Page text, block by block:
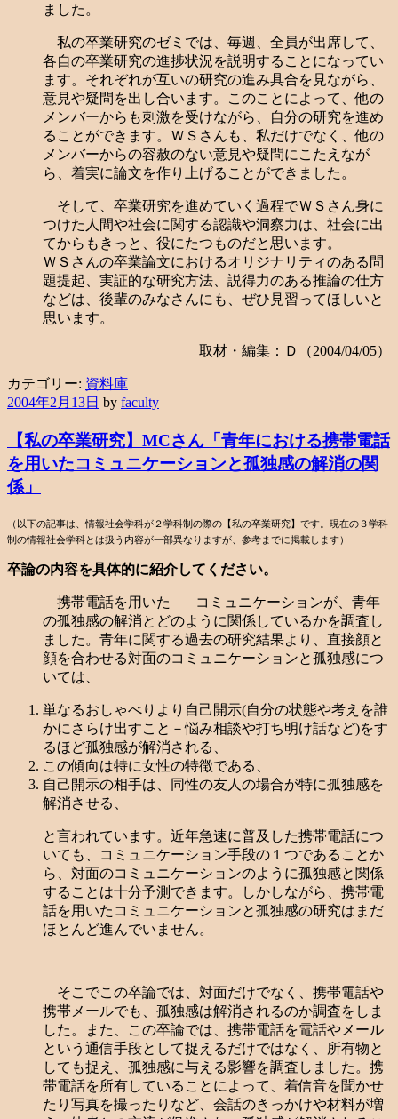
ました。
私の卒業研究のゼミでは、毎週、全員が出席して、
各自の卒業研究の進捗状況を説明することになってい
ます。それぞれが互いの研究の進み具合を見ながら、
意見や疑問を出し合います。このことによって、他の
メンバーからも刺激を受けながら、自分の研究を進め
ることができます。ＷＳさんも、私だけでなく、他の
メンバーからの容赦のない意見や疑問にこたえなが
ら、着実に論文を作り上げることができました。
そして、卒業研究を進めていく過程でＷＳさん身に
つけた人間や社会に関する認識や洞察力は、社会に出
てからもきっと、役にたつものだと思います。
ＷＳさんの卒業論文におけるオリジナリティのある問
題提起、実証的な研究方法、説得力のある推論の仕方
などは、後輩のみなさんにも、ぜひ見習ってほしいと
思います。
取材・編集：Ｄ（2004/04/05）
カテゴリー: 資料庫
2004年2月13日 by faculty
【私の卒業研究】MCさん「青年における携帯電話
を用いたコミュニケーションと孤独感の解消の関
係」
（以下の記事は、情報社会学科が２学科制の際の【私の卒業研究】です。現在の３学科
制の情報社会学科とは扱う内容が一部異なりますが、参考までに掲載します）
卒論の内容を具体的に紹介してください。
携帯電話を用いた コミュニケーションが、青年
の孤独感の解消とどのように関係しているかを調査し
ました。青年に関する過去の研究結果より、直接顔と
顔を合わせる対面のコミュニケーションと孤独感につ
いては、
単なるおしゃべりより自己開示(自分の状態や考えを誰
かにさらけ出すこと－悩み相談や打ち明け話など)をす
るほど孤独感が解消される、
この傾向は特に女性の特徴である、
自己開示の相手は、同性の友人の場合が特に孤独感を
解消させる、
と言われています。近年急速に普及した携帯電話につ
いても、コミュニケーション手段の１つであることか
ら、対面のコミュニケーションのように孤独感と関係
することは十分予測できます。しかしながら、携帯電
話を用いたコミュニケーションと孤独感の研究はまだ
ほとんど進んでいません。
そこでこの卒論では、対面だけでなく、携帯電話や
携帯メールでも、孤独感は解消されるのか調査をしま
した。また、この卒論では、携帯電話を電話やメール
という通信手段として捉えるだけではなく、所有物と
しても捉え、孤独感に与える影響を調査しました。携
帯電話を所有していることによって、着信音を聞かせ
たり写真を撮ったりなど、会話のきっかけや材料が増